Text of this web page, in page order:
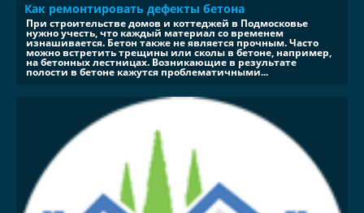
Как ремонтировать дефекты бетона
При строительстве домов и коттеджей в Подмосковье
нужно учесть, что каждый материал со временем
изнашивается. Бетон также не является прочным. Часто
можно встретить трещины или сколы в бетоне, например,
на бетонных лестницах. Возникающие в результате
полости в бетоне кажутся проблематичными...